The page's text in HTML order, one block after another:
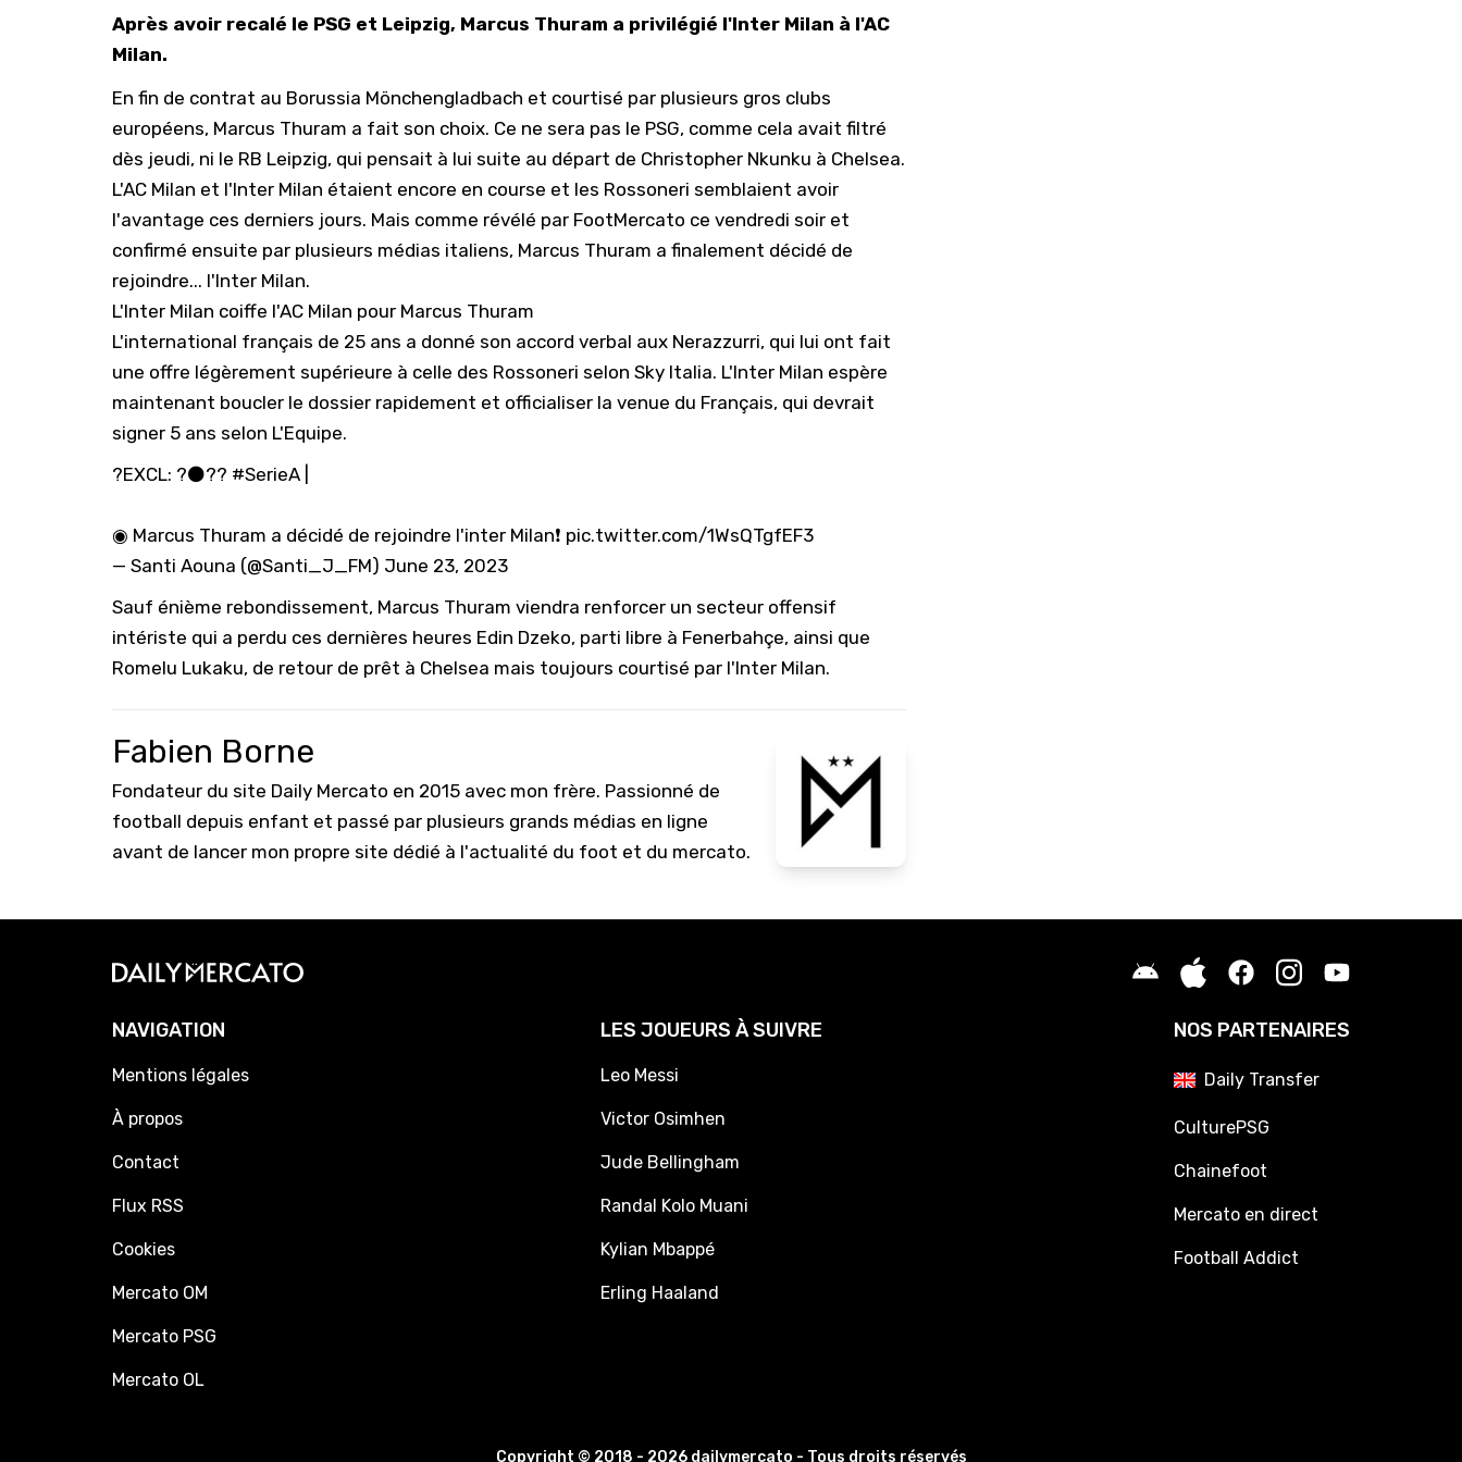
Après avoir recalé le PSG et Leipzig, Marcus Thuram a privilégié l'Inter Milan à l'AC
Milan.
En fin de contrat au Borussia Mönchengladbach et courtisé par plusieurs gros clubs
européens, Marcus Thuram a fait son choix. Ce ne sera pas le PSG, comme cela avait filtré
dès jeudi, ni le RB Leipzig, qui pensait à lui suite au départ de Christopher Nkunku à Chelsea.
L'AC Milan et l'Inter Milan étaient encore en course et les Rossoneri semblaient avoir
l'avantage ces derniers jours. Mais comme révélé par FootMercato ce vendredi soir et
confirmé ensuite par plusieurs médias italiens, Marcus Thuram a finalement décidé de
rejoindre... l'Inter Milan.
L'Inter Milan coiffe l'AC Milan pour Marcus Thuram
L'international français de 25 ans a donné son accord verbal aux Nerazzurri, qui lui ont fait
une offre légèrement supérieure à celle des Rossoneri selon Sky Italia. L'Inter Milan espère
maintenant boucler le dossier rapidement et officialiser la venue du Français, qui devrait
signer 5 ans selon L'Equipe.
?EXCL: ?⚫️?? #SerieA
◉ Marcus Thuram a décidé de rejoindre l'inter Milan❗️ pic.twitter.com/1WsQTgfEF3
— Santi Aouna (@Santi_J_FM) June 23, 2023
Sauf énième rebondissement, Marcus Thuram viendra renforcer un secteur offensif
intériste qui a perdu ces dernières heures Edin Dzeko, parti libre à Fenerbahçe, ainsi que
Romelu Lukaku, de retour de prêt à Chelsea mais toujours courtisé par l'Inter Milan.
Fabien Borne
Fondateur du site Daily Mercato en 2015 avec mon frère. Passionné de
football depuis enfant et passé par plusieurs grands médias en ligne
avant de lancer mon propre site dédié à l'actualité du foot et du mercato.
NAVIGATION
Mentions légales
À propos
Contact
Flux RSS
Cookies
Mercato OM
Mercato PSG
Mercato OL
LES JOUEURS À SUIVRE
Leo Messi
Victor Osimhen
Jude Bellingham
Randal Kolo Muani
Kylian Mbappé
Erling Haaland
NOS PARTENAIRES
Daily Transfer
CulturePSG
Chainefoot
Mercato en direct
Football Addict
Copyright © 2018 - 2026 dailymercato - Tous droits réservés